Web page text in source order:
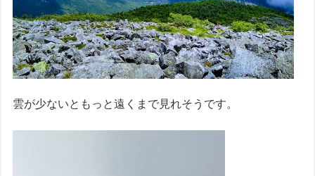
雲が少ないともっと遠くまで見れそうです。